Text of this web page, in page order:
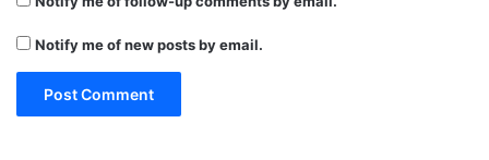
Notify me of new posts by email.